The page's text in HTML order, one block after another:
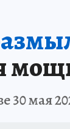
30 мая